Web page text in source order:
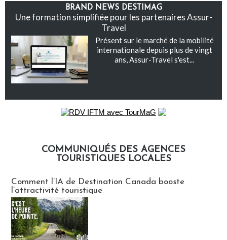
BRAND NEWS DESTIMAG
Une formation simplifiée pour les partenaires Assur-
Travel
Présent sur le marché de la mobilité
internationale depuis plus de vingt
ans, Assur-Travel s'est...
COMMUNIQUÉS DES AGENCES
TOURISTIQUES LOCALES
Comment l’IA de Destination Canada booste
l’attractivité touristique